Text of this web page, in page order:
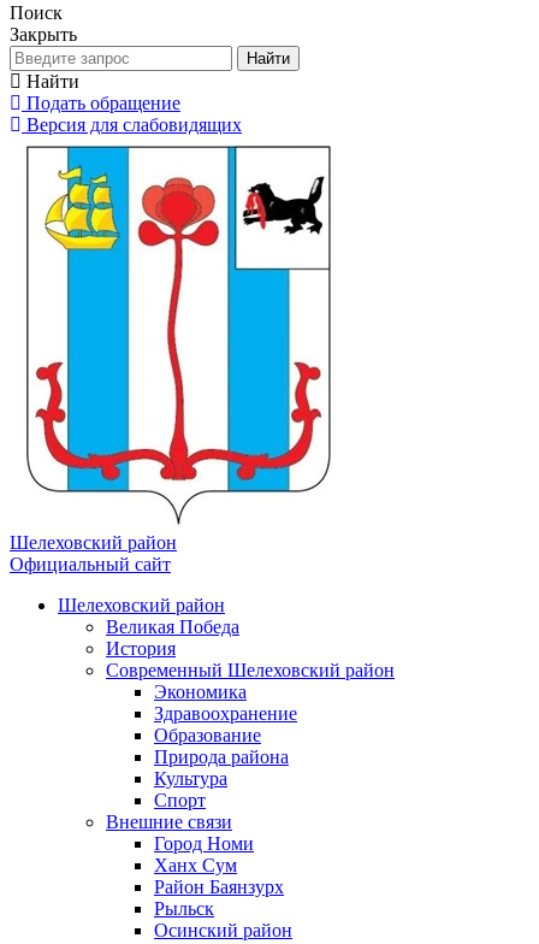
Поиск
Закрыть
Найти
Найти
Подать обращение
Версия для слабовидящих
Шелеховский район
Официальный сайт
Шелеховский район
Великая Победа
История
Современный Шелеховский район
Экономика
Здравоохранение
Образование
Природа района
Культура
Спорт
Внешние связи
Город Номи
Ханх Сум
Район Баянзурх
Рыльск
Осинский район